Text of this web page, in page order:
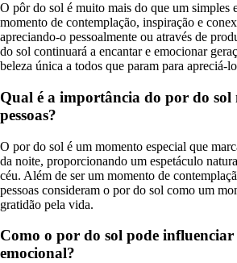
O pôr do sol é muito mais do que um simples
momento de contemplação, inspiração e
apreciando-o pessoalmente ou através de
do sol continuará a encantar e emocionar
beleza única a todos que param para apreciá-
Qual é a importância do por do sol
pessoas?
O por do sol é um momento especial que
da noite, proporcionando um espetáculo
céu. Além de ser um momento de
pessoas consideram o por do sol como um
gratidão pela vida.
Como o por do sol pode influenciar
emocional?